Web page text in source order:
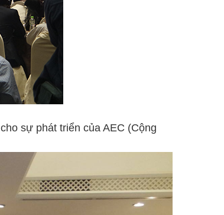
sự phát triển của AEC (Cộng